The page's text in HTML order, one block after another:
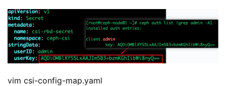
vim csi-config-map.yaml